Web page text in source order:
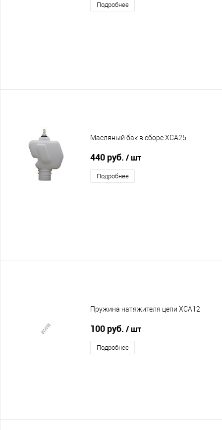
Подробнее
Масляный бак в сборе XCA25
440 руб. / шт
Подробнее
Пружина натяжителя цепи XCA12
100 руб. / шт
Подробнее